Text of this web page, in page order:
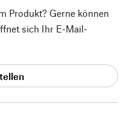
Produkt? Gerne können
sich Ihr E-Mail-